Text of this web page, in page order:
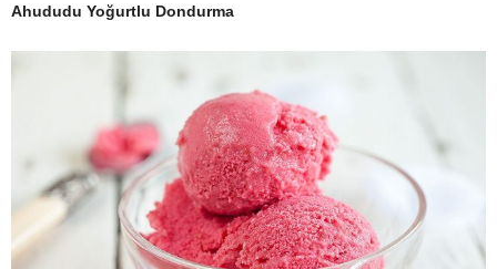
Ahududu Yoğurtlu Dondurma